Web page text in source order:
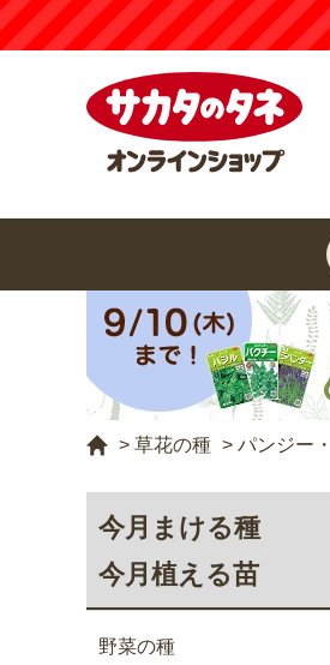
> 草花の種 > パンジー
今月まける種
今月植える苗
野菜の種